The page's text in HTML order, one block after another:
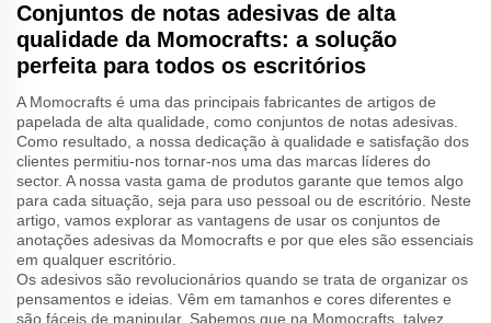
Conjuntos de notas adesivas de alta
qualidade da Momocrafts: a solução
perfeita para todos os escritórios
A Momocrafts é uma das principais fabricantes de artigos de
papelada de alta qualidade, como conjuntos de notas adesivas.
Como resultado, a nossa dedicação à qualidade e satisfação dos
clientes permitiu-nos tornar-nos uma das marcas líderes do
sector. A nossa vasta gama de produtos garante que temos algo
para cada situação, seja para uso pessoal ou de escritório. Neste
artigo, vamos explorar as vantagens de usar os conjuntos de
anotações adesivas da Momocrafts e por que eles são essenciais
em qualquer escritório.
Os adesivos são revolucionários quando se trata de organizar os
pensamentos e ideias. Vêm em tamanhos e cores diferentes e
são fáceis de manipular. Sabemos que na Momocrafts, talvez